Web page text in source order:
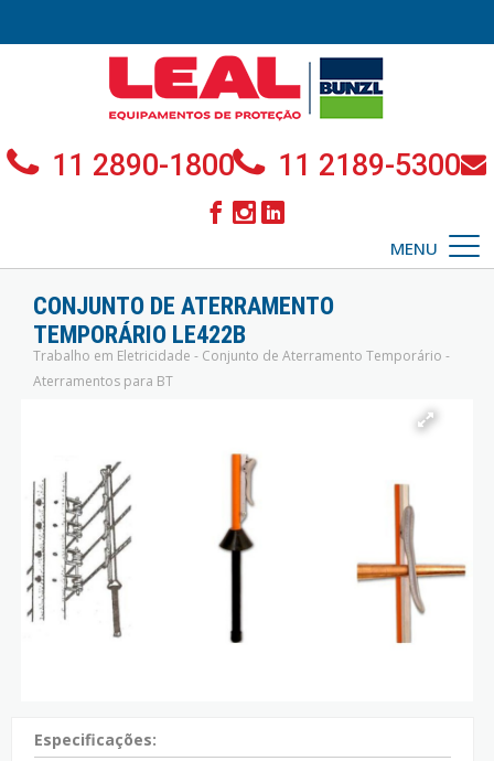
11 2890-1800 11 2189-5300
MENU
CONJUNTO DE ATERRAMENTO
TEMPORÁRIO LE422B
Trabalho em Eletricidade - Conjunto de Aterramento Temporário -
Aterramentos para BT
Especificações: